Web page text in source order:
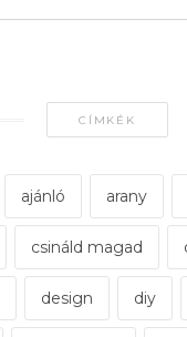
CÍMKÉK
ajánló arany
csináld magad
design diy